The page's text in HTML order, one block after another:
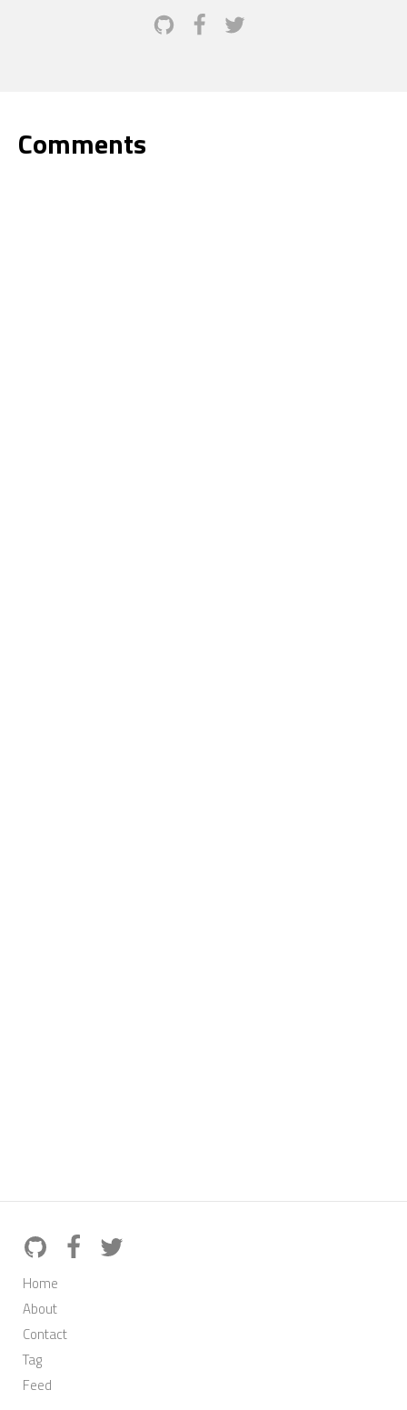
Comments
Home
About
Contact
Tag
Feed